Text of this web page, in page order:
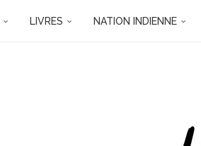
LIVRES NATION INDIENNE